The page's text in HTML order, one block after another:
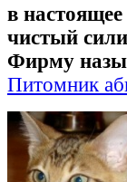
в
чистый
Фирму
Питомник